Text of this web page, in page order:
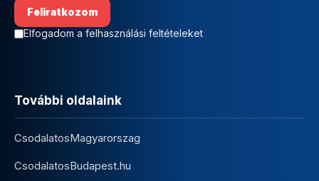
Elfogadom a felhasználási feltételeket
További oldalaink
CsodalatosMagyarorszag
CsodalatosBudapest.hu